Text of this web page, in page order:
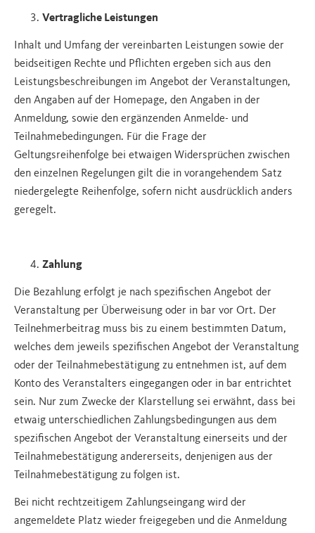
Vertragliche Leistungen
Inhalt und Umfang der vereinbarten Leistungen sowie der
beidseitigen Rechte und Pflichten ergeben sich aus den
Leistungsbeschreibungen im Angebot der Veranstaltungen,
den Angaben auf der Homepage, den Angaben in der
Anmeldung, sowie den ergänzenden Anmelde- und
Teilnahmebedingungen. Für die Frage der
Geltungsreihenfolge bei etwaigen Widersprüchen zwischen
den einzelnen Regelungen gilt die in vorangehendem Satz
niedergelegte Reihenfolge, sofern nicht ausdrücklich anders
geregelt.
Zahlung
Die Bezahlung erfolgt je nach spezifischen Angebot der
Veranstaltung per Überweisung oder in bar vor Ort. Der
Teilnehmerbeitrag muss bis zu einem bestimmten Datum,
welches dem jeweils spezifischen Angebot der Veranstaltung
oder der Teilnahmebestätigung zu entnehmen ist, auf dem
Konto des Veranstalters eingegangen oder in bar entrichtet
sein. Nur zum Zwecke der Klarstellung sei erwähnt, dass bei
etwaig unterschiedlichen Zahlungsbedingungen aus dem
spezifischen Angebot der Veranstaltung einerseits und der
Teilnahmebestätigung andererseits, denjenigen aus der
Teilnahmebestätigung zu folgen ist.
Bei nicht rechtzeitigem Zahlungseingang wird der
angemeldete Platz wieder freigegeben und die Anmeldung